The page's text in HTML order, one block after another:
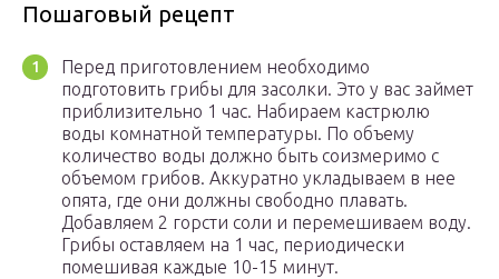
Пошаговый рецепт
Перед приготовлением необходимо
подготовить грибы для засолки. Это у вас займет
приблизительно 1 час. Набираем кастрюлю
воды комнатной температуры. По объему
количество воды должно быть соизмеримо с
объемом грибов. Аккуратно укладываем в нее
опята, где они должны свободно плавать.
Добавляем 2 горсти соли и перемешиваем воду.
Грибы оставляем на 1 час, периодически
помешивая каждые 10-15 минут.